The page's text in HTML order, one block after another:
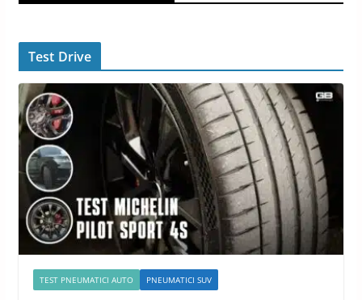
Test Drive
TEST PNEUMATICI AUTO PNEUMATICI SUV